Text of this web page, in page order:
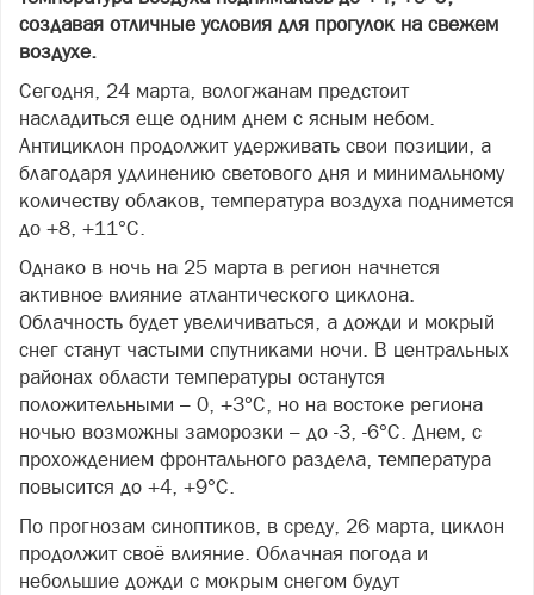
создавая отличные условия для прогулок на свежем
воздухе.
Сегодня, 24 марта, вологжанам предстоит
насладиться еще одним днем с ясным небом.
Антициклон продолжит удерживать свои позиции, а
благодаря удлинению светового дня и минимальному
количеству облаков, температура воздуха поднимется
до +8, +11°C.
Однако в ночь на 25 марта в регион начнется
активное влияние атлантического циклона.
Облачность будет увеличиваться, а дожди и мокрый
снег станут частыми спутниками ночи. В центральных
районах области температуры останутся
положительными – 0, +3°C, но на востоке региона
ночью возможны заморозки – до -3, -6°C. Днем, с
прохождением фронтального раздела, температура
повысится до +4, +9°C.
По прогнозам синоптиков, в среду, 26 марта, циклон
продолжит своё влияние. Облачная погода и
небольшие дожди с мокрым снегом будут